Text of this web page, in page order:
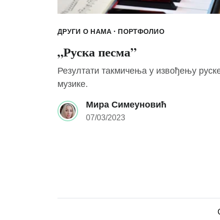
ДРУГИ О НАМА · ПОРТФОЛИО
„Руска песма”
Резултати такмичења у извођењу
музике.
Мира Симеуновић
07/03/2023